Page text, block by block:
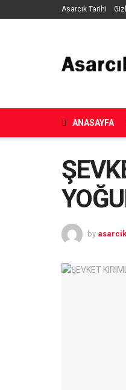
Asarcık Tarihi
ANASAYFA
by